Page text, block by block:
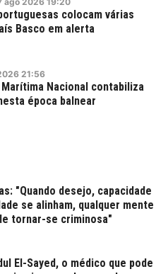
colocam várias
Basco em alerta
21:56
Nacional contabiliza
época balnear
"Quando desejo, capacidade
se alinham, qualquer mente
tornar-se criminosa"
El-Sayed, o médico que pode